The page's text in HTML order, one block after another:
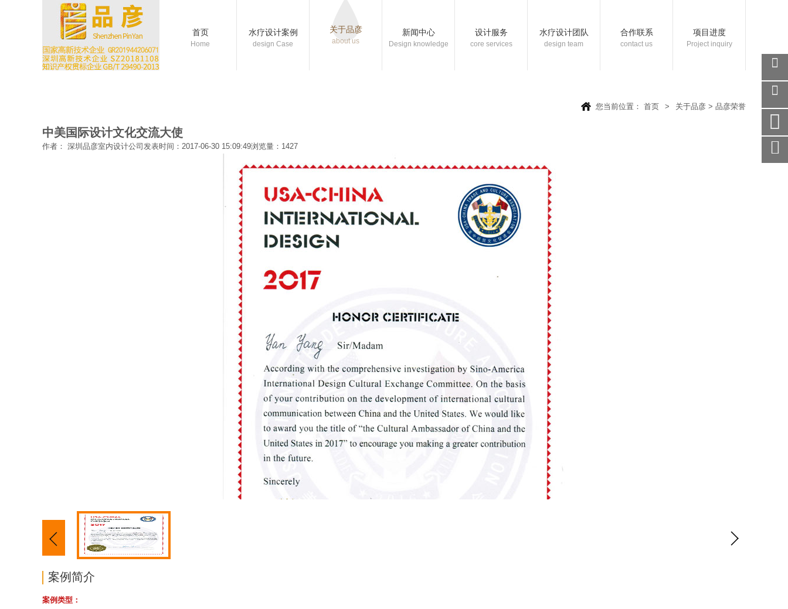
首页
Home
水疗设计案例
design Case
关于品彦
about us
新闻中心
Design knowledge
设计服务
core services
水疗设计团队
design team
合作联系
contact us
项目进度
Project inquiry
您当前位置： 首页 > 关于品彦 > 品彦荣誉
中美国际设计文化交流大使
作者： 深圳品彦室内设计公司 发表时间：2017-06-30 15:09:49浏览量：1427
案例简介
案例类型：
关注
微信
在线
手机
访问